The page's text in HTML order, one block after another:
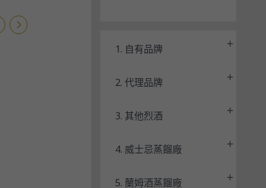
1. 自有品牌
2. 代理品牌
3. 其他烈酒
4. 威士忌蒸餾廠
5. 蘭姆酒蒸餾廠